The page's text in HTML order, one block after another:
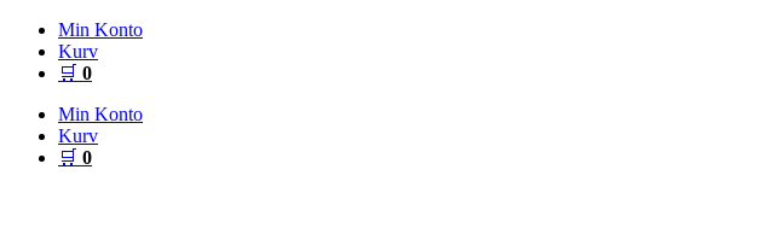
Videre
indhold
Min Konto
Kurv
🛒 0
Min Konto
Kurv
🛒 0